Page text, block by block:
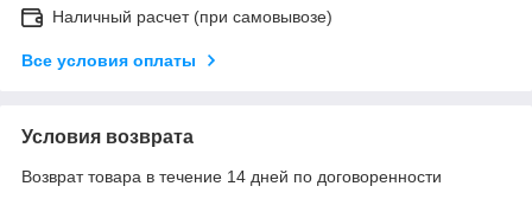
Наличный расчет (при самовывозе)
Все условия оплаты
Условия возврата
Возврат товара в течение 14 дней по договоренности